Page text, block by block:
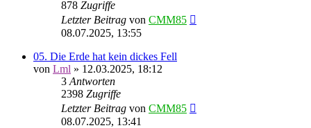
878 Zugriffe
Letzter Beitrag von CMM85
08.07.2025, 13:55
05. Die Erde hat kein dickes Fell
von Lml » 12.03.2025, 18:12
3 Antworten
2398 Zugriffe
Letzter Beitrag von CMM85
08.07.2025, 13:41